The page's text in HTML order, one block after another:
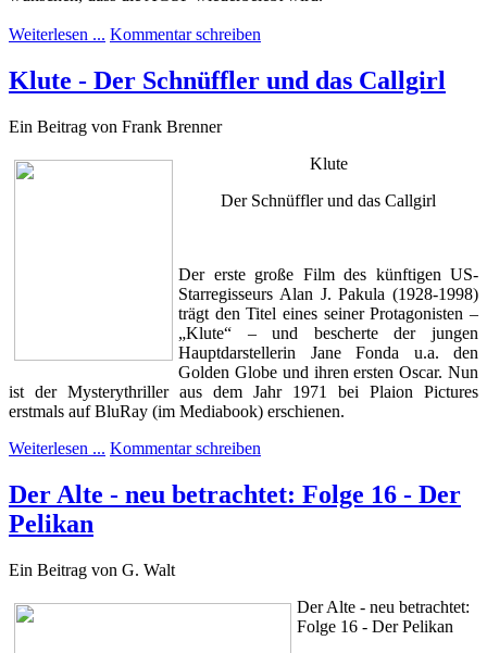
Weiterlesen ... Kommentar schreiben
Klute - Der Schnüffler und das Callgirl
Ein Beitrag von Frank Brenner
Klute
Der Schnüffler und das Callgirl
Der erste große Film des künftigen US-
Starregisseurs Alan J. Pakula (1928-1998)
trägt den Titel eines seiner Protagonisten –
„Klute“ – und bescherte der jungen
Hauptdarstellerin Jane Fonda u.a. den
Golden Globe und ihren ersten Oscar. Nun
ist der Mysterythriller aus dem Jahr 1971 bei Plaion Pictures
erstmals auf BluRay (im Mediabook) erschienen.
Weiterlesen ... Kommentar schreiben
Der Alte - neu betrachtet: Folge 16 - Der
Pelikan
Ein Beitrag von G. Walt
Der Alte - neu betrachtet:
Folge 16 - Der Pelikan